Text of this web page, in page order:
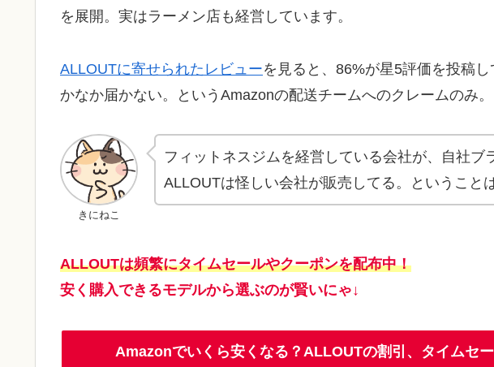
を展開。実はラーメン店も経営しています。
ALLOUTに寄せられたレビューを見ると、86%が星5評価を投稿し
かなか届かない。というAmazonの配送チームへのクレームのみ。
きにねこ
フィットネスジムを経営している会社が、自社ブ
ALLOUTは怪しい会社が販売してる。ということ
ALLOUTは頻繁にタイムセールやクーポンを配布中！
安く購入できるモデルから選ぶのが賢いにゃ↓
Amazonでいくら安くなる？ALLOUTの割引、タイムセ